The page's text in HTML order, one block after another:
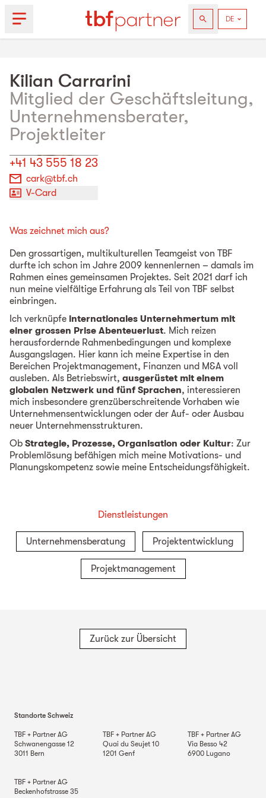
Kilian Carrarini
Mitglied der Geschäftsleitung,
Unternehmensberater,
Projektleiter
+41 43 555 18 23
cark@tbf.ch
V-Card
Was zeichnet mich aus?
Den grossartigen, multikulturellen Teamgeist von TBF
durfte ich schon im Jahre 2009 kennenlernen – damals im
Rahmen eines gemeinsamen Projektes. Seit 2021 darf ich
nun meine vielfältige Erfahrung als Teil von TBF selbst
einbringen.
Ich verknüpfe internationales Unternehmertum mit
einer grossen Prise Abenteuerlust. Mich reizen
herausfordernde Rahmenbedingungen und komplexe
Ausgangslagen. Hier kann ich meine Expertise in den
Bereichen Projektmanagement, Finanzen und M&A voll
ausleben. Als Betriebswirt, ausgerüstet mit einem
globalen Netzwerk und fünf Sprachen, interessieren
mich insbesondere grenzüberschreitende Vorhaben wie
Unternehmensentwicklungen oder der Auf- oder Ausbau
neuer Unternehmensstrukturen.
Ob Strategie, Prozesse, Organisation oder Kultur: Zur
Problemlösung befähigen mich meine Motivations- und
Planungskompetenz sowie meine Entscheidungsfähigkeit.
Dienstleistungen
Unternehmensberatung Projektentwicklung
Projektmanagement
Zurück zur Übersicht
Standorte Schweiz
TBF + Partner AG
Schwanengasse 12
3011 Bern
TBF + Partner AG
Quai du Seujet 10
1201 Genf
TBF + Partner AG
Via Besso 42
6900 Lugano
TBF + Partner AG
Beckenhofstrasse 35